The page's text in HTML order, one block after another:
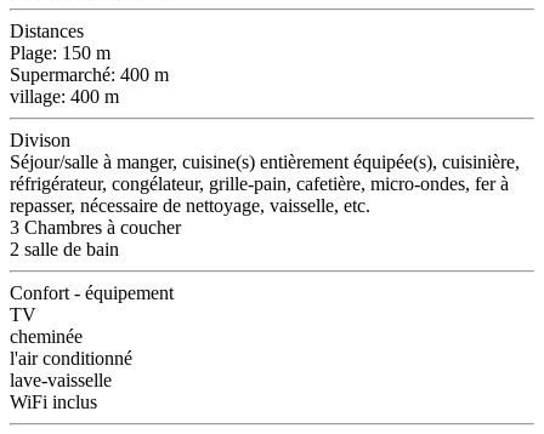
Distances
Plage: 150 m
Supermarché: 400 m
village: 400 m
Divison
Séjour/salle à manger, cuisine(s) entièrement équipée(s), cuisinière,
réfrigérateur, congélateur, grille-pain, cafetière, micro-ondes, fer à
repasser, nécessaire de nettoyage, vaisselle, etc.
3 Chambres à coucher
2 salle de bain
Confort - équipement
TV
cheminée
l'air conditionné
lave-vaisselle
WiFi inclus